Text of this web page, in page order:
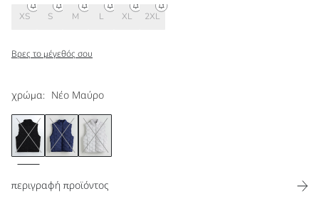
χρώμα: Νέο Μαύρο
XS S M L XL 2XL
Βρες το μέγεθός σου
περιγραφή προϊόντος